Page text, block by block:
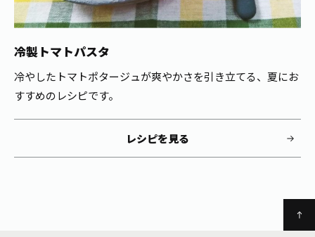
冷製トマトパスタ
冷やしたトマトポタージュが爽やかさを引き立てる、夏にお
すすめのレシピです。
レシピを見る